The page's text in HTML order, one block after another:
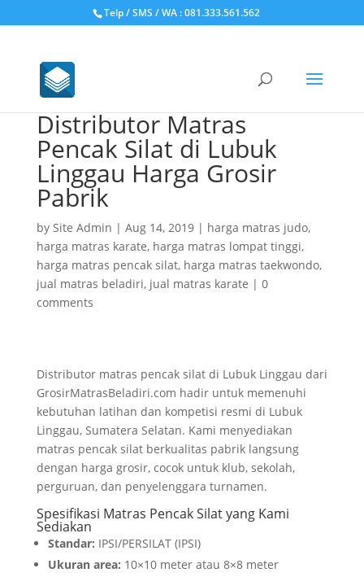
Telp / SMS / WA : 081.333.561.562
Distributor Matras
Pencak Silat di Lubuk
Linggau Harga Grosir
Pabrik
by Site Admin | Aug 14, 2019| harga matras judo,
harga matras karate, harga matras lompat tinggi,
harga matras pencak silat, harga matras taekwondo,
jual matras beladiri, jual matras karate | 0
comments
Distributor matras pencak silat di Lubuk Linggau dari
GrosirMatrasBeladiri.com hadir untuk memenuhi
kebutuhan latihan dan kompetisi resmi di Lubuk
Linggau, Sumatera Selatan. Kami menyediakan
matras pencak silat berkualitas pabrik langsung
dengan harga grosir, cocok untuk klub, sekolah,
perguruan, dan penyelenggara turnamen.
Spesifikasi Matras Pencak Silat yang Kami
Sediakan
Standar: IPSI/PERSILAT (IPSI)
Ukuran area: 10×10 meter atau 8×8 meter